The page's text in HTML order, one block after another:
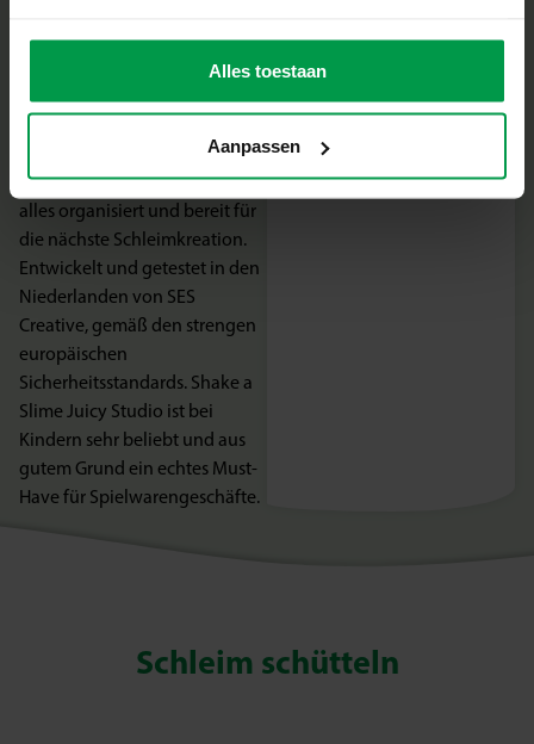
Alles toestaan
Aanpassen
Schleimstudio vereint
Kreativität, sensorisches Spiel
und endlosen
Wiederholungsspaß in einem
cleveren Set. Die praktische
Aufbewahrungsfunktion hält
alles organisiert und bereit für
die nächste Schleimkreation.
Entwickelt und getestet in den
Niederlanden von SES
Creative, gemäß den strengen
europäischen
Sicherheitsstandards. Shake a
Slime Juicy Studio ist bei
Kindern sehr beliebt und aus
gutem Grund ein echtes Must-
Have für Spielwarengeschäfte.
Schleim schütteln